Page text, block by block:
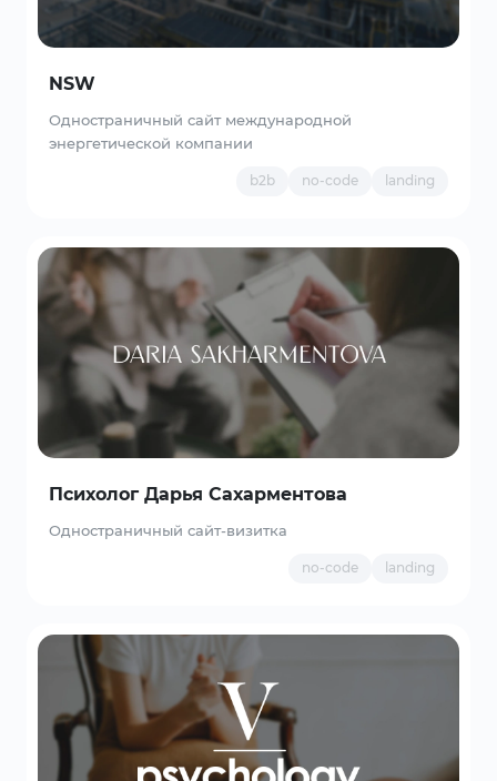
NSW
Одностраничный сайт международной
энергетической компании
landing
no-code
b2b
Психолог Дарья Сахарментова
Одностраничный сайт-визитка
landing
no-code